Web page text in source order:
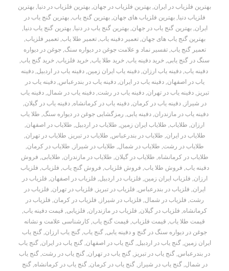
بهترین فلزیاب در ایران, بهترین فلزیاب در جهان, بهترین فلزیاب در دنیا, بهترین
فلزیاب دنیا,بهترین فلزیاب های جهان,بهترین گنج یاب,بهترین گنج یاب در
ایران,بهترین گنج یاب در جهان,بهترین گنج یاب در دنیا,بهترین گنج یاب دنیا,
بهترین گنج یاب های جهان,تعمیر دفینه یاب,تعمیر طلا یاب,تعمیر فلزیاب,
تعمیر گنج یاب,تفسیر نماد و علامت جوغن در دیواره سنگ,جوغن در دیواره
سنگ در گنج یابی, خرید دفینه یاب, خرید طلا یاب, خرید فلزیاب, خرید گنج یاب,
دفینه یاب, دفینه یاب ارزان, دفینه یاب ایران زمین, دفینه یاب در اردبیل, دفینه
یاب در اصفهان,دفینه یاب در ایران,دفینه یاب در بندرعباس,دفینه یاب در
تبریز ,دفینه یاب در تهران,دفینه یاب در رشت,دفینه یاب در شمال,دفینه یاب
در شیراز ,دفینه یاب در کرمان,دفینه یاب در کرمانشاه,دفینه یاب در گیلان,
دفینه یاب در مازندران, دفینه یابی, رمزگشایی جوغن در دیواره سنگ, طلا یاب
ارزان, طلایاب, طلایاب ایران زمین, طلایاب در اردبیل, طلایاب در اصفهان,
طلایاب در ایران, طلایاب در بندرعباس, طلایاب در تبریز , طلایاب در تهران,
طلایاب در رشت, طلایاب در شمال, طلایاب در شیراز , طلایاب در کرمان,
طلایاب در کرمانشاه, طلایاب در گیلان, طلایاب در مازندران, طلایابی, فروش
دفینه یاب, فروش طلا یاب, فروش فلزیاب, فروش گنج یاب, فلزیاب, فلزیاب
ارزان, فلزیاب ایران زمین, فلزیاب در اردبیل, فلزیاب در اصفهان, فلزیاب در
ایران, فلزیاب در بندرعباس, فلزیاب در تبریز , فلزیاب در تهران, فلزیاب در
رشت, فلزیاب در شمال, فلزیاب در شیراز , فلزیاب در کرمان, فلزیاب در
کرمانشاه, فلزیاب در گیلان, فلزیاب در مازندران, فلزیابی, قیمت دفینه یاب,
قیمت طلا یاب, قیمت فلزیاب, قیمت گنج یاب, کارشناسی علامت و نشانه
جوغن در دیواره سنگ در گنج و دفینه یابی, گنج یاب, گنج یاب ارزان, گنج یاب
ایران زمین,گنج یاب در اردبیل,گنج یاب در اصفهان,گنج یاب در ایران,گنج یاب
در بندرعباس, گنج یاب در تبریز , گنج یاب در تهران, گنج یاب در رشت, گنج یاب
در شمال,گنج یاب در شیراز ,گنج یاب در کرمان,گنج یاب در کرمانشاه,گنج